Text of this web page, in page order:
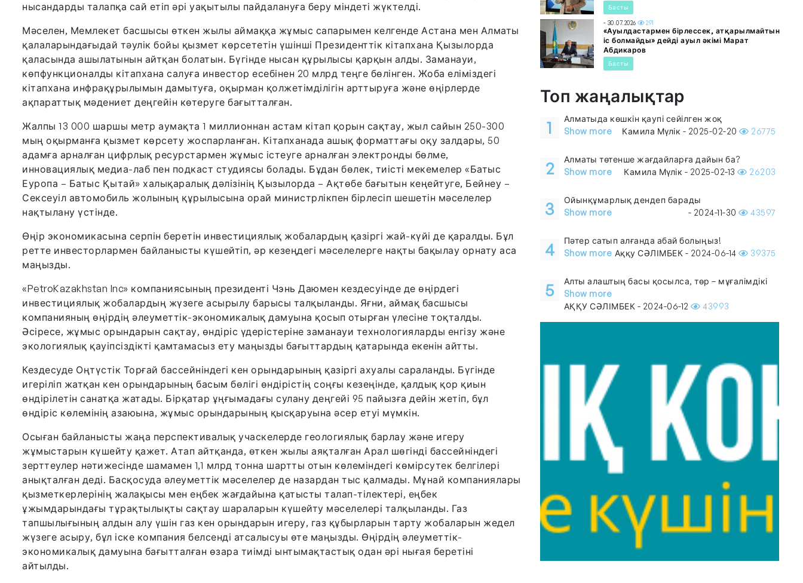
нысандарды талапқа сай етіп әрі уақытылы пайдалануға беру міндеті жүктелді.
Мәселен, Мемлекет басшысы өткен жылы аймаққа жұмыс сапарымен келгенде Астана мен Алматы
қалаларындағыдай тәулік бойы қызмет көрсететін үшінші Президенттік кітапхана Қызылорда
қаласында ашылатынын айтқан болатын. Бүгінде нысан құрылысы қарқын алды. Заманауи,
көпфункционалды кітапхана салуға инвестор есебінен 20 млрд теңге бөлінген. Жоба еліміздегі
кітапхана инфрақұрылымын дамытуға, оқырман қолжетімділігін арттыруға және өңірлерде
ақпараттық мәдениет деңгейін көтеруге бағытталған.
Жалпы 13 000 шаршы метр аумақта 1 миллионнан астам кітап қорын сақтау, жыл сайын 250-300
мың оқырманға қызмет көрсету жоспарланған. Кітапханада ашық форматтағы оқу залдары, 50
адамға арналған цифрлық ресурстармен жұмыс істеуге арналған электронды бөлме,
инновациялық медиа-лаб пен подкаст студиясы болады. Бұдан бөлек, тиісті мекемелер «Батыс
Еуропа – Батыс Қытай» халықаралық дәлізінің Қызылорда – Ақтөбе бағытын кеңейтуге, Бейнеу –
Сексеуіл автомобиль жолының құрылысына орай министрлікпен бірлесіп шешетін мәселелер
нақтылану үстінде.
Өңір экономикасына серпін беретін инвестициялық жобалардың қазіргі жай-күйі де қаралды. Бұл
ретте инвесторлармен байланысты күшейтіп, әр кезеңдегі мәселелерге нақты бақылау орнату аса
маңызды.
«PetroKazakhstan Inc» компаниясының президенті Чэнь Даюмен кездесуінде де өңірдегі
инвестициялық жобалардың жүзеге асырылу барысы талқыланды. Яғни, аймақ басшысы
компанияның өңірдің әлеуметтік-экономикалық дамуына қосып отырған үлесіне тоқталды.
Әсіресе, жұмыс орындарын сақтау, өндіріс үдерістеріне заманауи технологияларды енгізу және
экологиялық қауіпсіздікті қамтамасыз ету маңызды бағыттардың қатарында екенін айтты.
Кездесуде Оңтүстік Торғай бассейніндегі кен орындарының қазіргі ахуалы сараланды. Бүгінде
игеріліп жатқан кен орындарының басым бөлігі өндірістің соңғы кезеңінде, қалдық қор қиын
өндірілетін санатқа жатады. Бірқатар ұңғымадағы сулану деңгейі 95 пайызға дейін жетіп, бұл
өндіріс көлемінің азаюына, жұмыс орындарының қысқаруына әсер етуі мүмкін.
Осыған байланысты жаңа перспективалық учаскелерде геологиялық барлау және игеру
жұмыстарын күшейту қажет. Атап айтқанда, өткен жылы аяқталған Арал шөгінді бассейніндегі
зерттеулер нәтижесінде шамамен 1,1 млрд тонна шартты отын көлеміндегі көмірсутек белгілері
анықталған деді. Басқосуда әлеуметтік мәселелер де назардан тыс қалмады. Мұнай компаниялары
қызметкерлерінің жалақысы мен еңбек жағдайына қатысты талап-тілектері, еңбек
ұжымдарындағы тұрақтылықты сақтау шараларын күшейту мәселелері талқыланды. Газ
тапшылығының алдын алу үшін газ кен орындарын игеру, газ құбырларын тарту жобаларын жедел
жүзеге асыру, бұл іске компания белсенді атсалысуы өте маңызды. Өңірдің әлеуметтік-
экономикалық дамуына бағытталған өзара тиімді ынтымақтастық одан әрі нығая беретіні
айтылды.
Басты
- 30.07.2026 291
«Ауылдастармен бірлессек, атқарылмайтын
іс болмайды» дейді ауыл әкімі Марат
Абдикаров
Басты
Топ жаңалықтар
1
Алматыда көшкін қаупі сейілген жоқ
Show more
Камила Мүлік - 2025-02-20 26775
2
Алматы төтенше жағдайларға дайын ба?
Show more
Камила Мүлік - 2025-02-13 26203
3
Ойынқұмарлық дендеп барады
Show more
- 2024-11-30 43597
4
Пәтер сатып алғанда абай болыңыз!
Show more Аққу СӘЛІМБЕК - 2024-06-14 39375
5
Алты алаштың басы қосылса, төр – мұғалімдікі
Show more
АҚҚУ СӘЛІМБЕК - 2024-06-12
43993